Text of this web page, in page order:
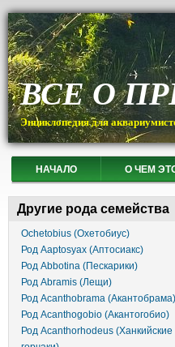
ВСЕ О
Энциклопедия для
НАЧАЛО О ЧЕМ
Другие рода семейства
Ochetobius (Охетобиус)
Род Aaptosyax (Аптосиакс)
Род Abbotina (Пескарики)
Род Abramis (Лещи)
Род Acanthobrama (Акантобрама)
Род Acanthogobio (Акантогобио)
Род Acanthorhodeus (Ханкийские